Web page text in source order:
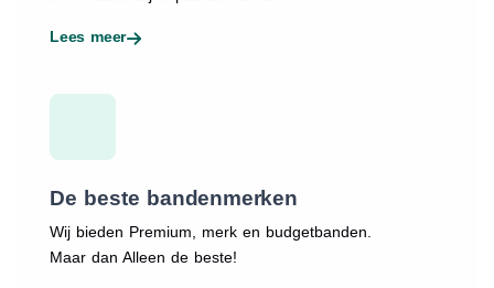
Lees meer
De beste bandenmerken
Wij bieden Premium, merk en budgetbanden.
Maar dan Alleen de beste!